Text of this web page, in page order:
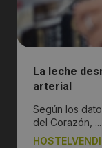
La leche
arterial
Según los
del Corazón, ...